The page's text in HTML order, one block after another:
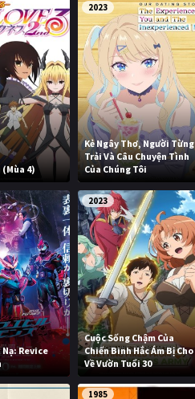
(Mùa 4)
2023
Kẻ Ngây Thơ, Người Từng
Trải Và Câu Chuyện Tình
Của Chúng Tôi
Nạ: Revice
2023
Cuộc Sống Chậm Của
Chiến Binh Hắc Ám Bị Cho
Về Vườn Tuổi 30
1985